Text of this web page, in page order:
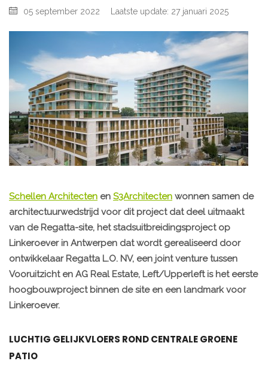
05 september 2022 Laatste update: 27 januari 2025
Schellen Architecten en S3Architecten wonnen samen de
architectuurwedstrijd voor dit project dat deel uitmaakt
van de Regatta-site, het stadsuitbreidingsproject op
Linkeroever in Antwerpen dat wordt gerealiseerd door
ontwikkelaar Regatta L.O. NV, een joint venture tussen
Vooruitzicht en AG Real Estate, Left/Upperleft is het eerste
hoogbouwproject binnen de site en een landmark voor
Linkeroever.
LUCHTIG GELIJKVLOERS ROND CENTRALE GROENE
PATIO